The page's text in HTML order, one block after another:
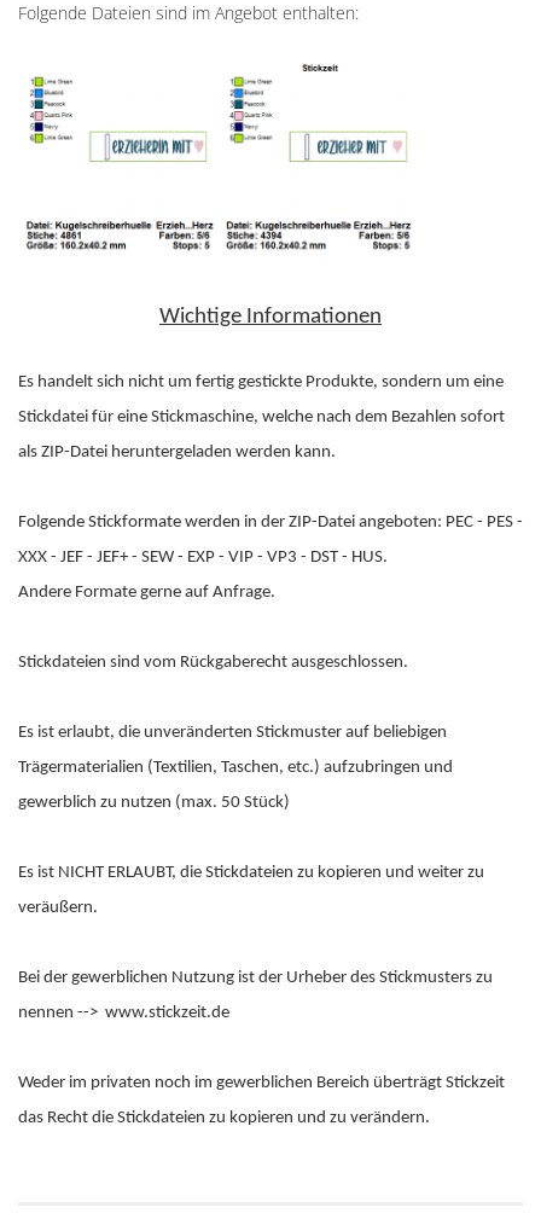
Folgende Dateien sind im Angebot enthalten:
Wichtige Informationen
Es handelt sich nicht um fertig gestickte Produkte, sondern um eine
Stickdatei für eine Stickmaschine, welche nach dem Bezahlen sofort
als ZIP-Datei heruntergeladen werden kann.
Folgende Stickformate werden in der ZIP-Datei angeboten: PEC - PES -
XXX - JEF - JEF+ - SEW - EXP - VIP - VP3 - DST - HUS.
Andere Formate gerne auf Anfrage.
Stickdateien sind vom Rückgaberecht ausgeschlossen.
Es ist erlaubt, die unveränderten Stickmuster auf beliebigen
Trägermaterialien (Textilien, Taschen, etc.) aufzubringen und
gewerblich zu nutzen (max. 50 Stück)
Es ist NICHT ERLAUBT, die Stickdateien zu kopieren und weiter zu
veräußern.
Bei der gewerblichen Nutzung ist der Urheber des Stickmusters zu
nennen --> www.stickzeit.de
Weder im privaten noch im gewerblichen Bereich überträgt Stickzeit
das Recht die Stickdateien zu kopieren und zu verändern.